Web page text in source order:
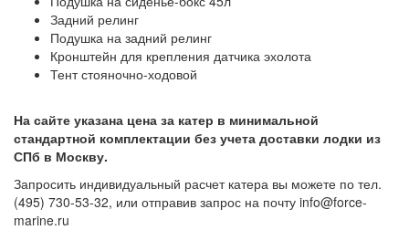
Задний релинг
Подушка на задний релинг
Кронштейн для крепления датчика эхолота
Тент стояночно-ходовой
На сайте указана цена за катер в минимальной
стандартной комплектации без учета доставки лодки из
СПб в Москву.
Запросить индивидуальный расчет катера вы можете по тел.
(495) 730-53-32, или отправив запрос на почту info@force-
marine.ru